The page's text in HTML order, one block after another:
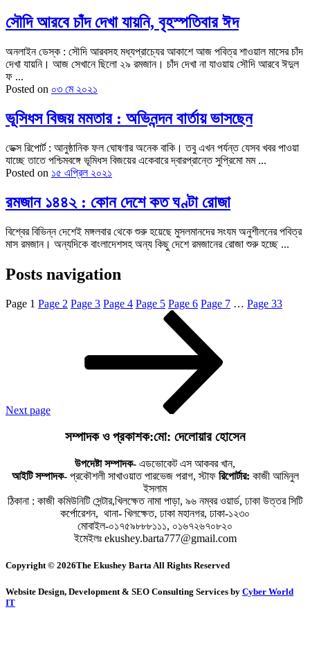
সৌদি আরবে চাঁদ দেখা যায়নি, বৃহস্পতিবার ঈদ
অনলাইন ডেস্ক : সৌদি আরবসহ মধ্যপ্রাচ্যের আকাশে আজ পবিত্র শাওয়াল মাসের চাঁদ
দেখা যায়নি। আজ সেখানে ছিলো ২৯ রমজান। চাঁদ দেখা না যাওয়ায় সৌদি আরবে ঈদুল
ফ ...
Posted on ০৩ মে ২০২১
ভূসিধস বিজয় মমতার : অভিনন্দন বার্তায় ভাসছেন
ডেক্স রিপোর্ট : আনুষ্ঠানিক ফল ঘোষণার অনেক বাকি। তবু এখন পর্যন্ত যেসব খবর পাওয়া
যাচ্ছে তাতে পশ্চিমবঙ্গে ভূমিধস বিজয়ের একেবারে দ্বারপ্রান্তে সুপ্রিমো মম ...
Posted on ১৫ এপ্রিল ২০২১
রমজান ১৪৪২ : কোন দেশে কত ঘণ্টা রোজা
বিশ্বের বিভিন্ন দেশেই মঙ্গলবার থেকে শুরু হয়েছে মুসলমানদের সংযম অনুশীলনের পবিত্র
মাস রমজান। অন্যদিকে বাংলাদেশসহ অন্য কিছু দেশে রমজানের রোজা শুরু হচ্ছে ...
Posts navigation
Page 1 Page 2 Page 3 Page 4 Page 5 Page 6 Page 7 … Page 33
Next page
সম্পাদক ও প্রকাশক:মো: দেলোয়ার হোসেন
উপদেষ্টা সম্পাদক- এডভোকেট এস আকবর খান,
আইটি সম্পাদক-প্রকৌশলী সাখাওয়াত পারভেজ পরাগ, স্টাফ রিপোর্টার: কাজী আমিনুল
ইসলাম
ঠিকানা : কাজী কমিউনিটি সেন্টার,খিলক্ষেত নামা পাড়া, ৯৬ নম্বর ওয়ার্ড, ঢাকা উত্তর সিটি
কর্পোরেশন, থানা- খিলক্ষেত, ঢাকা মহানগর, ঢাকা-১২৩০
মোবাইল-০১৭৫৯৮৮৮১১১, ০১৬৭২৬৭০৮২০
ইমেইলঃ ekushey.barta777@gmail.com
Copyright © 2026The Ekushey Barta All Rights Reserved
Website Design, Development & SEO Consulting Services by Cyber World
IT